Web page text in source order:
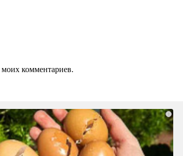
комментариев.
i